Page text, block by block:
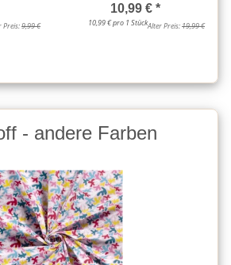
Preis:9,99 €
10,99 € *
10,99 € pro 1 StückAlter Preis:19,99 €
- andere Farben